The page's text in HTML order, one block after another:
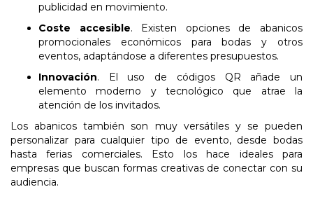
publicidad en movimiento.
Coste
accesible. Existen opciones de
abanicos
promocionales
económicos para
bodas y otros
eventos, adaptándose a diferentes presupuestos.
Innovación. El uso de códigos QR añade
un
elemento
moderno y tecnológico
que atrae la
atención de los invitados.
Los abanicos también son muy versátiles y se pueden
personalizar para cualquier tipo de evento, desde bodas
hasta ferias comerciales. Esto los hace ideales para
empresas que buscan formas creativas de conectar con su
audiencia.